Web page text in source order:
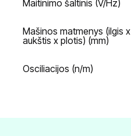
Maitinimo šaltinis (V/Hz)
Mašinos matmenys (ilgis x
aukštis x plotis) (mm)
Osciliacijos (n/m)